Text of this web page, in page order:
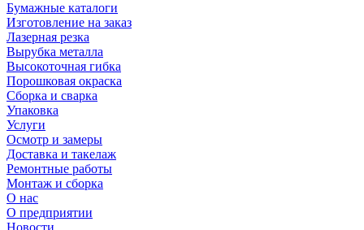
Бумажные каталоги
Изготовление на заказ
Лазерная резка
Вырубка металла
Высокоточная гибка
Порошковая окраска
Сборка и сварка
Упаковка
Услуги
Осмотр и замеры
Доставка и такелаж
Ремонтные работы
Монтаж и сборка
О нас
О предприятии